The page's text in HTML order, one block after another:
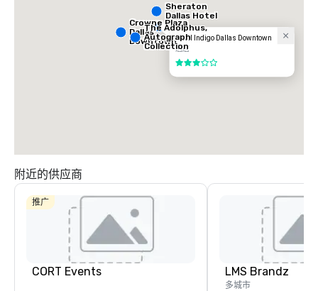
Hotel Indigo Dallas Downtown
酒店
3/5
Sheraton
Dallas Hotel
Crowne Plaza
Dallas
Downtown
The Adolphus,
Autograph
Collection
附近的供应商
推广
CORT Events LMS Brandz
多城市